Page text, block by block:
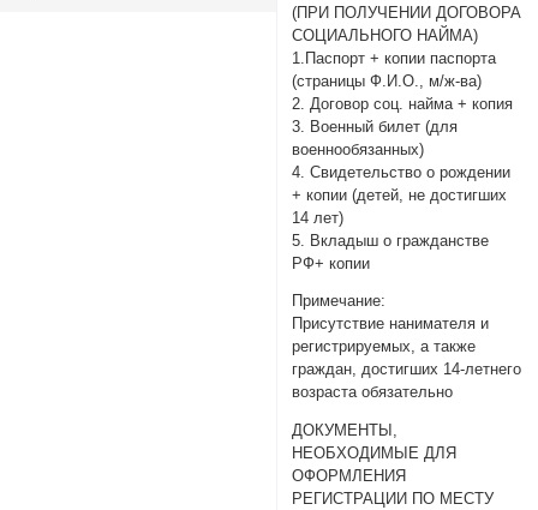
(ПРИ ПОЛУЧЕНИИ ДОГОВОРА
СОЦИАЛЬНОГО НАЙМА)
1.Паспорт + копии паспорта
(страницы Ф.И.О., м/ж-ва)
2. Договор соц. найма + копия
3. Военный билет (для
военнообязанных)
4. Свидетельство о рождении
+ копии (детей, не достигших
14 лет)
5. Вкладыш о гражданстве
РФ+ копии
Примечание:
Присутствие нанимателя и
регистрируемых, а также
граждан, достигших 14-летнего
возраста обязательно
ДОКУМЕНТЫ,
НЕОБХОДИМЫЕ ДЛЯ
ОФОРМЛЕНИЯ
РЕГИСТРАЦИИ ПО МЕСТУ